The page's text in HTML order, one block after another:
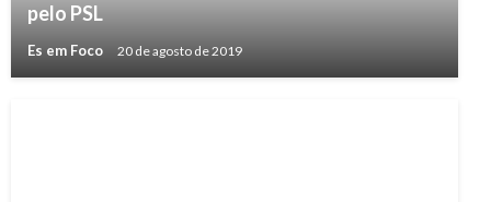
pelo PSL
Es em Foco 20 de agosto de 2019